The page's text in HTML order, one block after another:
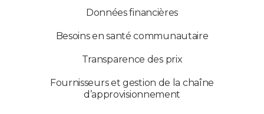
Données financières
Besoins en santé communautaire
Transparence des prix
Fournisseurs et gestion de la chaîne
d’approvisionnement